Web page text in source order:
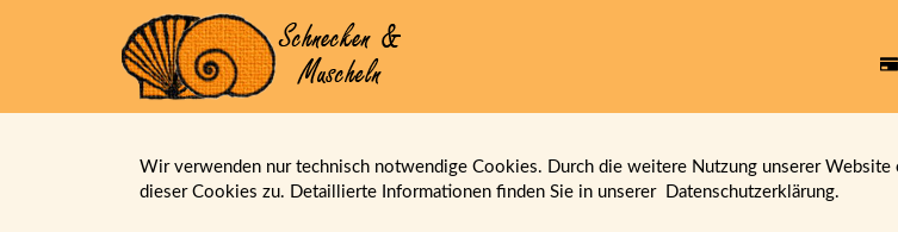
Wir verwenden nur technisch notwendige Cookies. Durch die weitere Nutzung unserer
dieser Cookies zu. Detaillierte Informationen finden Sie in unserer Datenschutzerklärung.